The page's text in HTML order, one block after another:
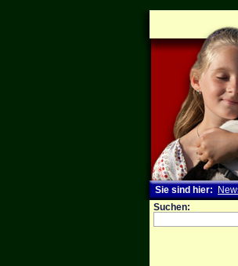
Sie sind hier:
Suchen: